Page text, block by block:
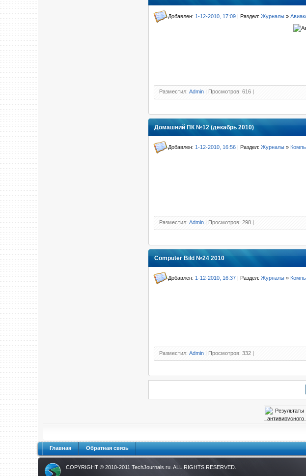
Добавлен: 1-12-2010, 17:09 | Раздел: Журналы »
Разместил: Admin | Просмотров: 616 |
Домашний ПК №12 (декабрь 2010)
Добавлен: 1-12-2010, 16:56 | Раздел: Журналы »
Разместил: Admin | Просмотров: 298 |
Computer Bild №24 2010
Добавлен: 1-12-2010, 16:37 | Раздел: Журналы »
Разместил: Admin | Просмотров: 332 |
Главная Обратная связь
COPYRIGHT © 2010-2011 TechJournals.ru . ALL RIGHTS RESERVED.